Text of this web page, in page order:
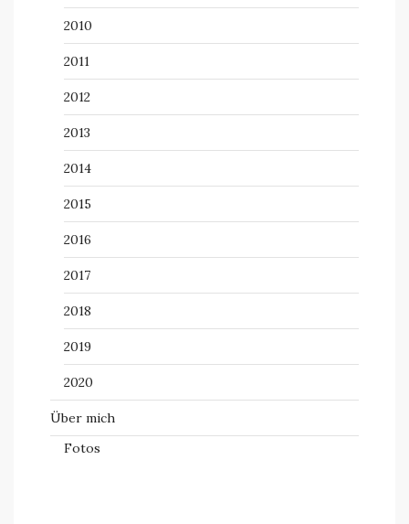
2010
2011
2012
2013
2014
2015
2016
2017
2018
2019
2020
Über mich
Fotos